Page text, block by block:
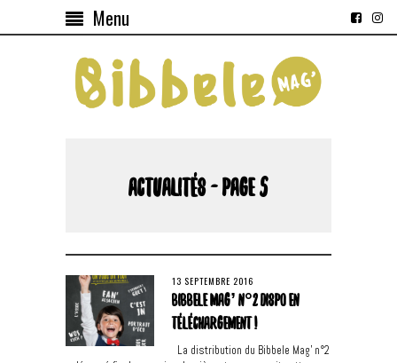
Menu
ACTUALITÉS - PAGE 5
13 SEPTEMBRE 2016
BIBBELE MAG’ N°2 DISPO EN
TÉLÉCHARGEMENT !
La distribution du Bibbele Mag’ n°2